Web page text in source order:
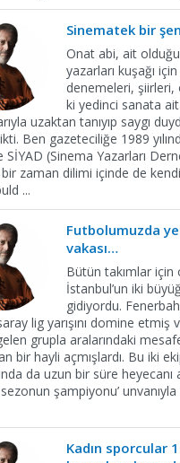
Sinematek bir
Onat abi, ait
yazarları kuşağı için
denemeleri, şiirleri,
ki yedinci sanata
uzaktan tanıyıp saygı
Ben gazeteciliğe 1989
SİYAD (Sinema Yazarları
bir zaman dilimi içinde de
...
Futbolumuzda
vakası…
Bütün takımlar için
İstanbul’un iki
gidiyordu.
lig yarışını domine etmiş
grupla aralarındaki
bir hayli açmışlardı. Bu iki
da uzun bir süre
şampiyonu’ unvanıyla
Kadın sporcular